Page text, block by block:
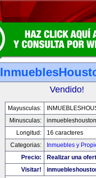
Vendido!
Mayusculas:
Minusculas:
Longitud:
16 caracteres
Categorias:
Inmuebles y
Precio:
Realizar una
Visitar!